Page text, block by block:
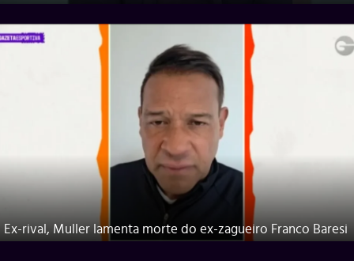
Ex-rival, Muller lamenta morte do ex-zagueiro Franco Baresi